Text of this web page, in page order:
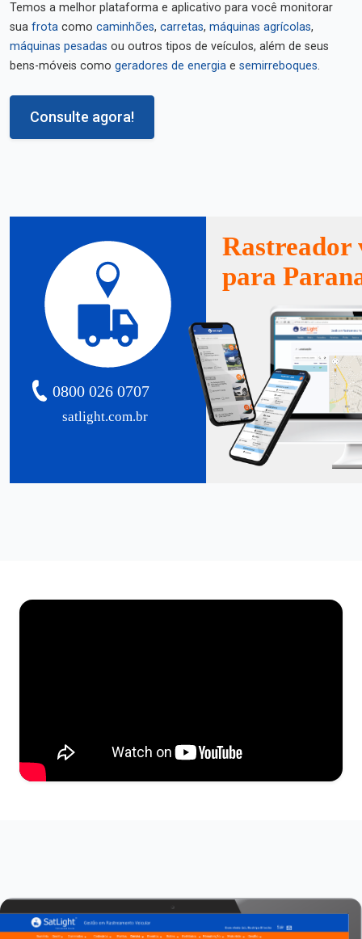
Temos a melhor plataforma e aplicativo para você monitorar
sua frota como caminhões, carretas, máquinas agrícolas,
máquinas pesadas ou outros tipos de veículos, além de seus
bens-móveis como geradores de energia e semirreboques.
Consulte agora!
satlight.com.br
0800 026 0707
Rastreador
para